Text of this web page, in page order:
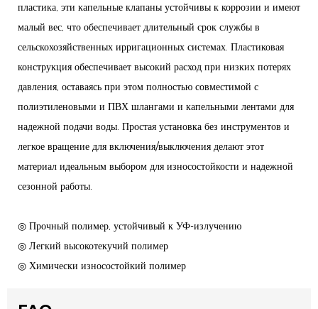
пластика, эти капельные клапаны устойчивы к коррозии и имеют
малый вес, что обеспечивает длительный срок службы в
сельскохозяйственных ирригационных системах. Пластиковая
конструкция обеспечивает высокий расход при низких потерях
давления, оставаясь при этом полностью совместимой с
полиэтиленовыми и ПВХ шлангами и капельными лентами для
надежной подачи воды. Простая установка без инструментов и
легкое вращение для включения/выключения делают этот
материал идеальным выбором для износостойкости и надежной
сезонной работы.
◎ Прочный полимер, устойчивый к УФ-излучению
◎ Легкий высокотекучий полимер
◎ Химически износостойкий полимер